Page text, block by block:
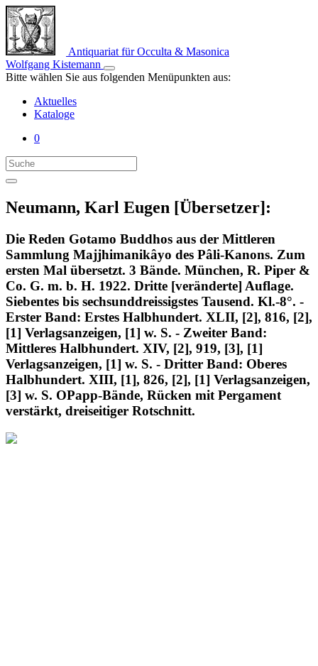
Antiquariat für Occulta & Masonica
Wolfgang Kistemann
Bitte wählen Sie aus folgenden Menüpunkten aus:
Aktuelles
Kataloge
0
Neumann, Karl Eugen [Übersetzer]:
Die Reden Gotamo Buddhos aus der Mittleren
Sammlung Majjhimanikâyo des Pâli-Kanons. Zum
ersten Mal übersetzt. 3 Bände. München, R. Piper &
Co. G. m. b. H. 1922. Dritte [veränderte] Auflage.
Siebentes bis sechsunddreissigstes Tausend. Kl.-8°. -
Erster Band: Erstes Halbhundert. XLII, [2], 816, [2],
[1] Verlagsanzeigen, [1] w. S. - Zweiter Band:
Mittleres Halbhundert. XIV, [2], 919, [3], [1]
Verlagsanzeigen, [1] w. S. - Dritter Band: Oberes
Halbhundert. XIII, [1], 826, [2], [1] Verlagsanzeigen,
[3] w. S. OPapp-Bände, Rücken mit Pergament
verstärkt, dreiseitiger Rotschnitt.